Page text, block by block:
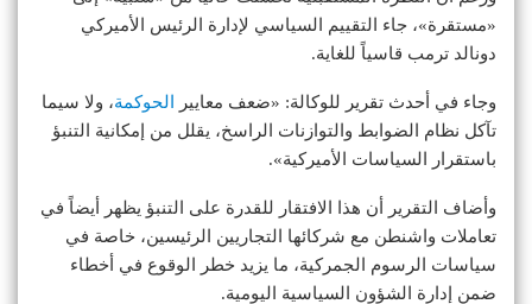
«مستقرة»، جاء التقييم السياسي لإدارة الرئيس الأميركي
دونالد ترمب قاسياً للغاية.
وجاء في أحدث تقرير للوكالة: «ضعف معايير الحوكمة، ولا سيما
تآكل نظام الضوابط والتوازنات الراسخ، يقلل من إمكانية التنبؤ
باستقرار السياسات الأميركية».
وأضاف التقرير أن هذا الافتقار للقدرة على التنبؤ يظهر أيضاً في
تعاملات واشنطن مع شركائها التجاريين الرئيسين، خاصة في
سياسات الرسوم الجمركية، ما يزيد خطر الوقوع في أخطاء
ضمن إدارة الشؤون السياسية اليومية.